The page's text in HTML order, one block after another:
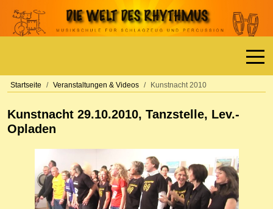
Off-
Startseite Veranstaltungen & Videos Kunstnacht 2010
Kunstnacht 29.10.2010, Tanzstelle, Lev.-
Opladen